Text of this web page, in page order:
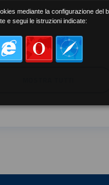
##Gilda
mediante la configurazione del
e segui le istruzioni indicate: